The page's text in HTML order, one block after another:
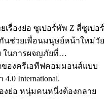
ยเรื่องย่อ ซูเปอร์พัพ Z สี่ซูเปอร์
นช่วยเพื่อนมนุษย์หน้าใหม่วัย
ในการผจญภัยที่…
องครีเอทีฟคอมมอนส์แบบ
International.
องย่อ หนุ่มคนหนึ่งต้องกลาย